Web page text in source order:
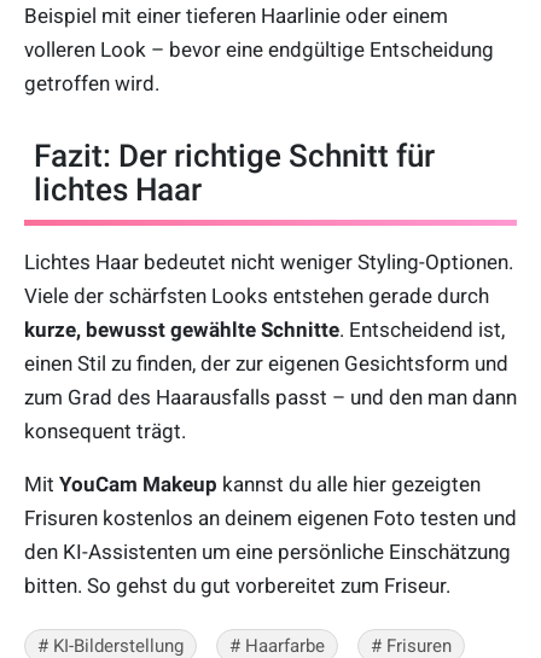
Beispiel mit einer tieferen Haarlinie oder einem
volleren Look – bevor eine endgültige Entscheidung
getroffen wird.
Fazit: Der richtige Schnitt für
lichtes Haar
Lichtes Haar bedeutet nicht weniger Styling-Optionen.
Viele der schärfsten Looks entstehen gerade durch
kurze, bewusst gewählte Schnitte. Entscheidend ist,
einen Stil zu finden, der zur eigenen Gesichtsform und
zum Grad des Haarausfalls passt – und den man dann
konsequent trägt.
Mit YouCam Makeup kannst du alle hier gezeigten
Frisuren kostenlos an deinem eigenen Foto testen und
den KI-Assistenten um eine persönliche Einschätzung
bitten. So gehst du gut vorbereitet zum Friseur.
# KI-Bilderstellung # Haarfarbe # Frisuren